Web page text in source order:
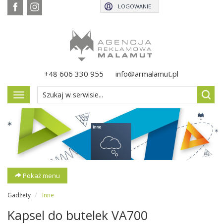
+48 606 330 955 info@armalamut.pl
LOGOWANIE
Pokaż
menu
Pokaż menu
Gadżety Inne
Kapsel do butelek VA700